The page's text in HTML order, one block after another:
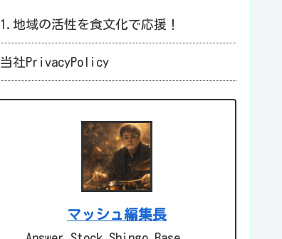
1.地域の活性を食文化で応援！
当社PrivacyPolicy
マッシュ編集長